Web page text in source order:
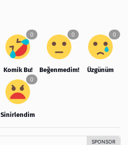
Komik Bu! Beğenmedim! Üzgünüm
Sinirlendim